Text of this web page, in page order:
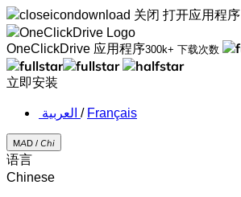
关闭 打开应用程序
OneClickDrive 应用程序300k+ 下载次数
立即安装
‏العربية ‏ / Français
MAD / Chi
语言
Chinese